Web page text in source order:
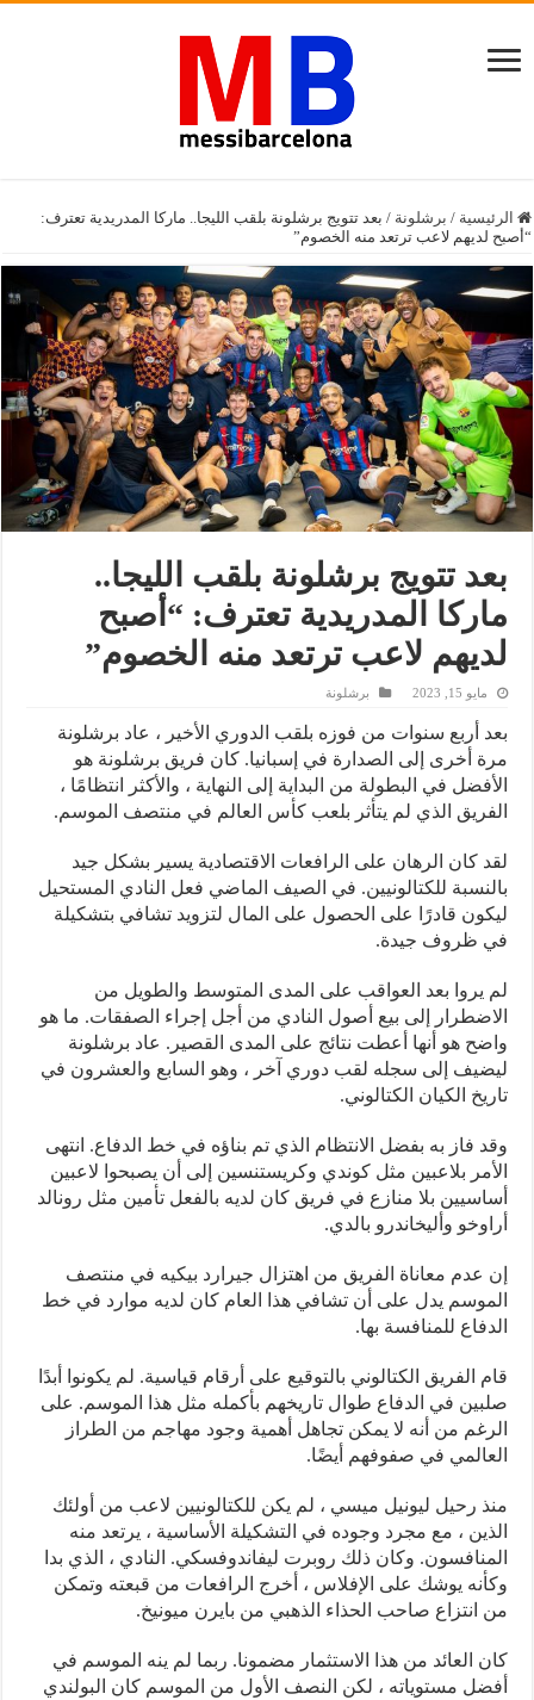
الرئيسية / برشلونة / بعد تتويج برشلونة بلقب الليجا.. ماركا المدريدية تعترف:
“أصبح لديهم لاعب ترتعد منه الخصوم”
بعد تتويج برشلونة بلقب الليجا..
ماركا المدريدية تعترف: “أصبح
لديهم لاعب ترتعد منه الخصوم”
مايو 15, 2023 برشلونة
بعد أربع سنوات من فوزه بلقب الدوري الأخير ، عاد برشلونة
مرة أخرى إلى الصدارة في إسبانيا. كان فريق برشلونة هو
الأفضل في البطولة من البداية إلى النهاية ، والأكثر انتظامًا ،
الفريق الذي لم يتأثر بلعب كأس العالم في منتصف الموسم.
لقد كان الرهان على الرافعات الاقتصادية يسير بشكل جيد
بالنسبة للكتالونيين. في الصيف الماضي فعل النادي المستحيل
ليكون قادرًا على الحصول على المال لتزويد تشافي بتشكيلة
في ظروف جيدة.
لم يروا بعد العواقب على المدى المتوسط ​​والطويل من
الاضطرار إلى بيع أصول النادي من أجل إجراء الصفقات. ما هو
واضح هو أنها أعطت نتائج على المدى القصير. عاد برشلونة
ليضيف إلى سجله لقب دوري آخر ، وهو السابع والعشرون في
تاريخ الكيان الكتالوني.
وقد فاز به بفضل الانتظام الذي تم بناؤه في خط الدفاع. انتهى
الأمر بلاعبين مثل كوندي وكريستنسين إلى أن يصبحوا لاعبين
أساسيين بلا منازع في فريق كان لديه بالفعل تأمين مثل رونالد
أراوخو وأليخاندرو بالدي.
إن عدم معاناة الفريق من اهتزال جيرارد بيكيه في منتصف
الموسم يدل على أن تشافي هذا العام كان لديه موارد في خط
الدفاع للمنافسة بها.
قام الفريق الكتالوني بالتوقيع على أرقام قياسية. لم يكونوا أبدًا
صلبين في الدفاع طوال تاريخهم بأكمله مثل هذا الموسم. على
الرغم من أنه لا يمكن تجاهل أهمية وجود مهاجم من الطراز
العالمي في صفوفهم أيضًا.
منذ رحيل ليونيل ميسي ، لم يكن للكتالونيين لاعب من أولئك
الذين ، مع مجرد وجوده في التشكيلة الأساسية ، يرتعد منه
المنافسون. وكان ذلك روبرت ليفاندوفسكي. النادي ، الذي بدا
وكأنه يوشك على الإفلاس ، أخرج الرافعات من قبعته وتمكن
من انتزاع صاحب الحذاء الذهبي من بايرن ميونيخ.
كان العائد من هذا الاستثمار مضمونا. ربما لم ينه الموسم في
أفضل مستوياته ، لكن النصف الأول من الموسم كان البولندي